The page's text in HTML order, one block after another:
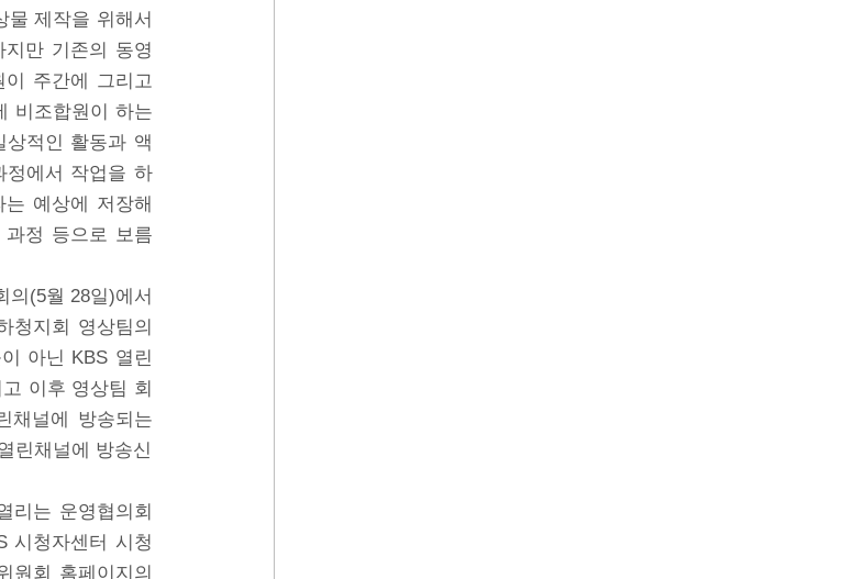
물 제작을 위해서
만 기존의 동영
주간에 그리고
비조합원이 하는
상적인 활동과 액
정에서 작업을 하
예상에 저장해
정 등으로 보름
의(5월 28일)에서
청지회 영상팀의
아닌 KBS 열린
이후 영상팀 회
채널에 방송되는
린채널에 방송신
리는 운영협의회
시청자센터 시청
원회 홈페이지의